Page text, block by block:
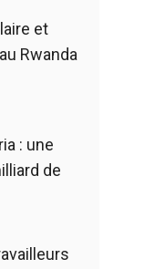
et
Rwanda
: une
de